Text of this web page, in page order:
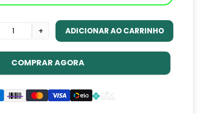
+ ADICIONAR AO CARRINHO
COMPRAR AGORA